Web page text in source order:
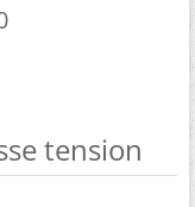
tension